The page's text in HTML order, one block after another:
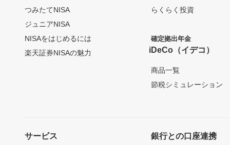
つみたてNISA
ジュニアNISA
NISAをはじめるには
楽天証券NISAの魅力
らくらく投資
確定拠出年金
iDeCo（イデコ）
商品一覧
節税シミュレーション
サービス 銀行との口座連携